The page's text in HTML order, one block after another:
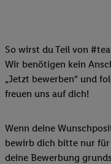
So wirst du Teil von
Wir benötigen kein
„Jetzt bewerben“ und
freuen uns auf dich!
Wenn deine
bewirb dich bitte nur für
deine Bewerbung